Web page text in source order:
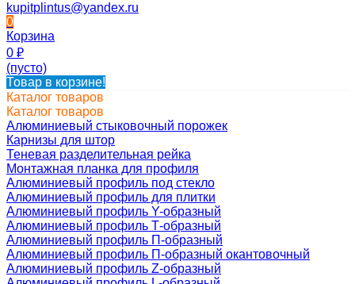
kupitplintus@yandex.ru
0
Корзина
0 ₽
(пусто)
Товар в корзине!
Каталог товаров
Каталог товаров
Алюминиевый стыковочный порожек
Карнизы для штор
Теневая разделительная рейка
Монтажная планка для профиля
Алюминиевый профиль под стекло
Алюминиевый профиль для плитки
Алюминиевый профиль Y-образный
Алюминиевый профиль Т-образный
Алюминиевый профиль П-образный
Алюминиевый профиль П-образный окантовочный
Алюминиевый профиль Z-образный